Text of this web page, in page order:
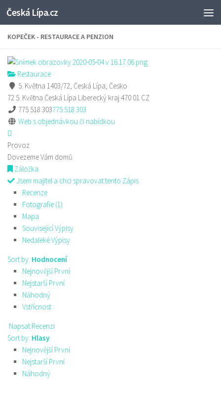
Skip to content
Česká Lípa.cz
KOPEČEK - RESTAURACE A PENZION
Restaurace
5. Května 1403/72, Česká Lípa, Česko
72 5. Května Česká Lípa Liberecký kraj470 01 CZ
775 518 303775 518 303
Web s objednávkou či nabídkou
Provoz
Dovezeme Vám domů
Záložka
Jsem majitel a chci spravovat tento Zápis
Recenze
Fotografie (1)
Mapa
Související Výpisy
Nedaleké Výpisy
Sort by: Hodnocení
Nejnovější První
Nejstarší První
Náhodný
Vstřícnost
Napsat Recenzi
Sort by: Hlasy
Nejnovější První
Nejstarší První
Náhodný